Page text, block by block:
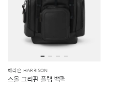
해리슨 HARRISON
스몰 그리핀 플랩 백팩